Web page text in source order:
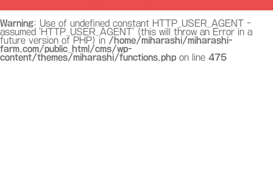
Warning: Use of undefined constant HTTP_USER_AGENT -
assumed 'HTTP_USER_AGENT' (this will throw an Error in a
future version of PHP) in /home/miharashi/miharashi-
farm.com/public_html/cms/wp-
content/themes/miharashi/functions.php on line 475